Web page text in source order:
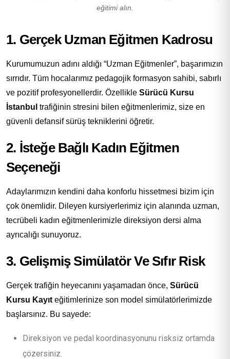
eğitimi alın.
1. Gerçek Uzman Eğitmen Kadrosu
Kurumumuzun adını aldığı “Uzman Eğitmenler”, başarımızın
sırrıdır. Tüm hocalarımız pedagojik formasyon sahibi, sabırlı
ve pozitif profesyonellerdir. Özellikle Sürücü Kursu
İstanbul trafiğinin stresini bilen eğitmenlerimiz, size en
güvenli defansif sürüş tekniklerini öğretir.
2. İsteğe Bağlı Kadın Eğitmen
Seçeneği
Adaylarımızın kendini daha konforlu hissetmesi bizim için
çok önemlidir. Dileyen kursiyerlerimiz için alanında uzman,
tecrübeli kadın eğitmenlerimizle direksiyon dersi alma
ayrıcalığı sunuyoruz.
3. Gelişmiş Simülatör Ve Sıfır Risk
Gerçek trafiğin heyecanını yaşamadan önce, Sürücü
Kursu Kayıt eğitimlerinize son model simülatörlerimizde
başlarsınız. Bu sayede:
Direksiyon ve pedal koordinasyonunu risksiz ortamda
çözersiniz.